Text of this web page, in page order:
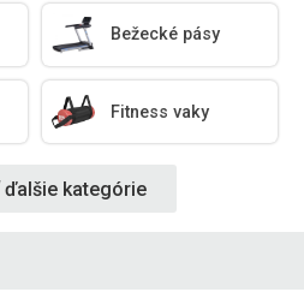
Bežecké pásy
Fitness vaky
kategórie